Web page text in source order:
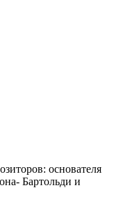
основателя
Бартольди и